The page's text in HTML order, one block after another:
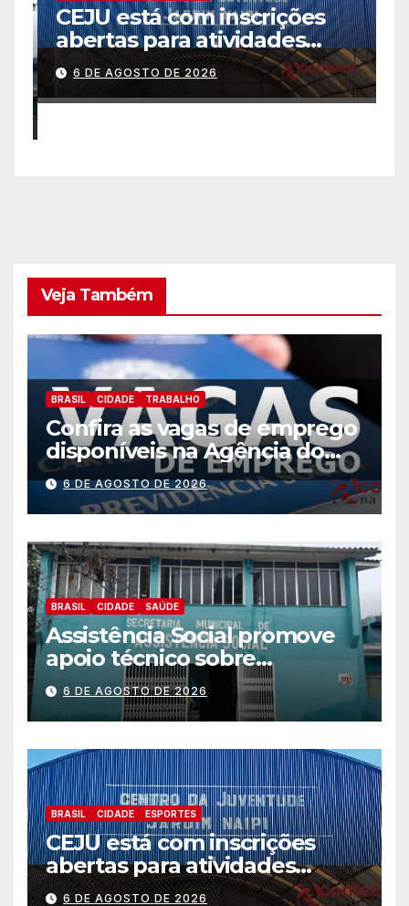
CEJU está com inscrições
abertas para atividades
gratuitas
6 DE AGOSTO DE 2026
Veja Também
BRASIL CIDADE TRABALHO
Confira as vagas de emprego
disponíveis na Agência do
Trabalhador
6 DE AGOSTO DE 2026
BRASIL CIDADE SAÚDE
Assistência Social promove
apoio técnico sobre
preparação e resposta a
situações de emergência e
calamidade pública
6 DE AGOSTO DE 2026
BRASIL CIDADE ESPORTES
CEJU está com inscrições
abertas para atividades
gratuitas
6 DE AGOSTO DE 2026